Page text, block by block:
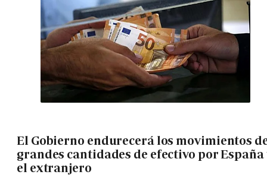
El Gobierno endurecerá los movimientos
grandes cantidades de efectivo por España
el extranjero